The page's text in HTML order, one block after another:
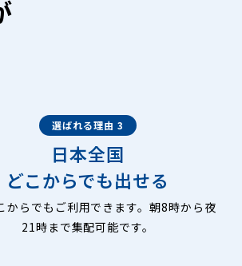
選ばれる理由 3
日本全国
どこからでも出せる
からでもご利用できます。朝8時から夜
21時まで集配可能です。